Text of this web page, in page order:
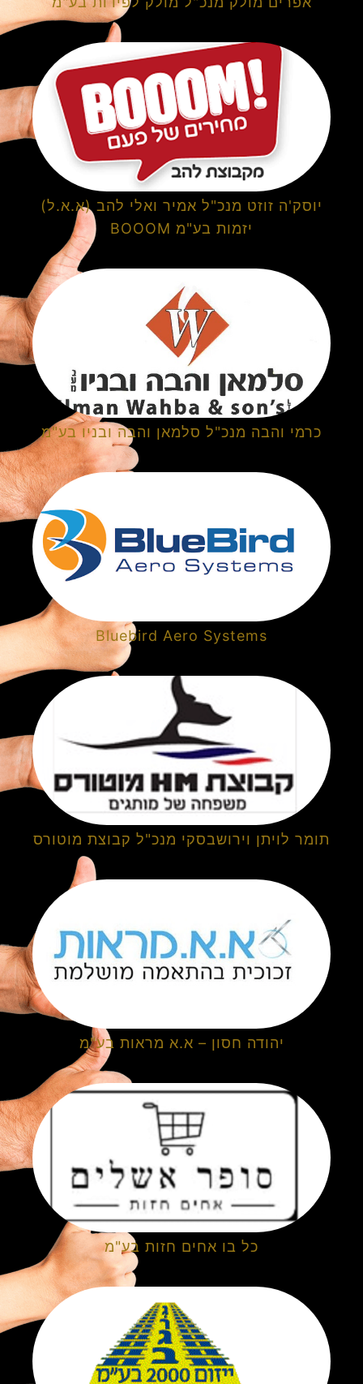
יוסק'ה זוזט מנכ"ל אמיר ואלי להב (א.א.ל)
יזמות בע"מ BOOOM
כרמי והבה מנכ"ל סלמאן והבה ובניו בע"מ
Bluebird Aero Systems
תומר לויתן וירושבסקי מנכ"ל קבוצת מוטורס
יהודה חסון – א.א מראות בע"מ
כל בו אחים חזות בע"מ